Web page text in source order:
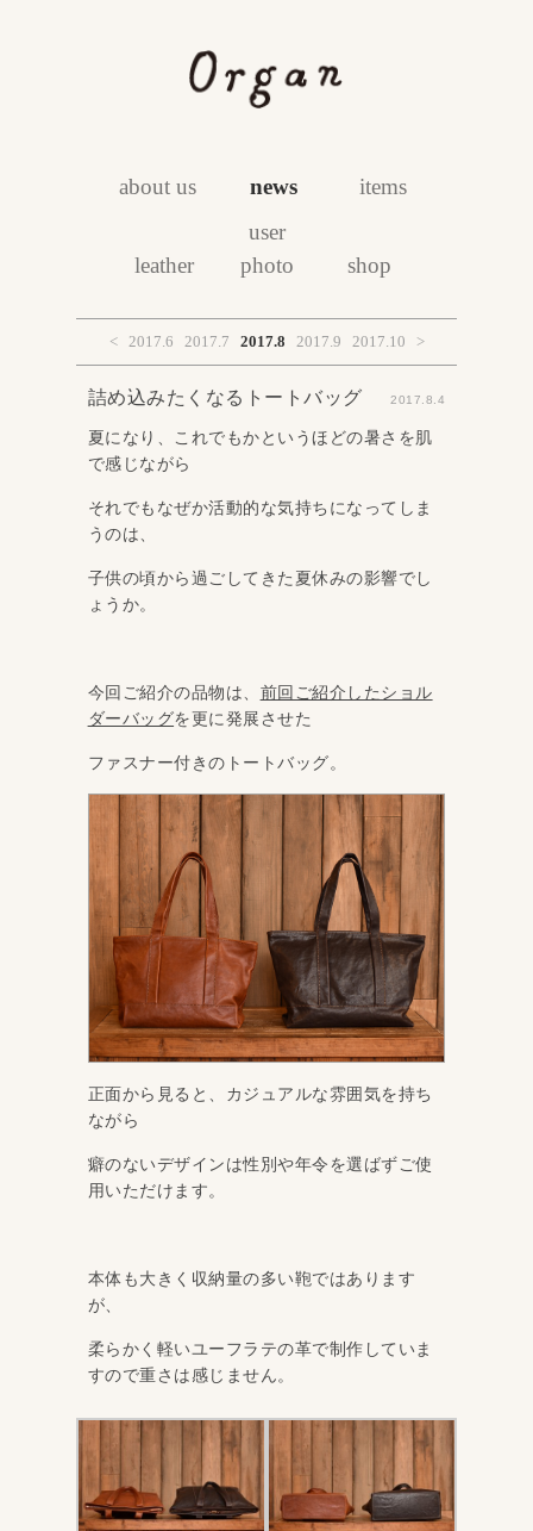
about us news items
leather
user
photo
shop
< 2017.6 2017.7 2017.8 2017.9 2017.10 >
詰め込みたくなるトートバッグ 2017.8.4
夏になり、これでもかというほどの暑さを肌
で感じながら
それでもなぜか活動的な気持ちになってしま
うのは、
子供の頃から過ごしてきた夏休みの影響でし
ょうか。
今回ご紹介の品物は、 前回ご紹介したショル
ダーバッグを更に発展させた
ファスナー付きのトートバッグ。
正面から見ると、カジュアルな雰囲気を持ち
ながら
癖のないデザインは性別や年令を選ばずご使
用いただけます。
本体も大きく収納量の多い鞄ではあります
が、
柔らかく軽いユーフラテの革で制作していま
すので重さは感じません。